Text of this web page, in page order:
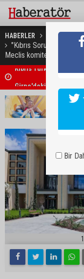
HABERLER GÜNDEM
"Kıbrıs Sorununa İki
Meclis komitesinde
Bir